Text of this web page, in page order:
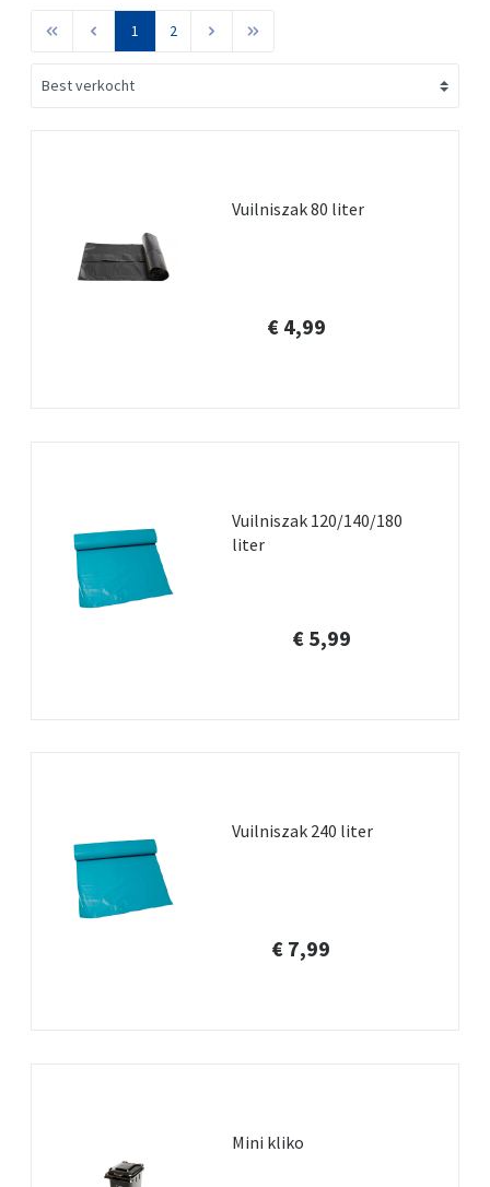
1 2
Vuilniszak 80 liter
€ 4,99
Vuilniszak 120/140/180
liter
€ 5,99
Vuilniszak 240 liter
€ 7,99
Mini kliko